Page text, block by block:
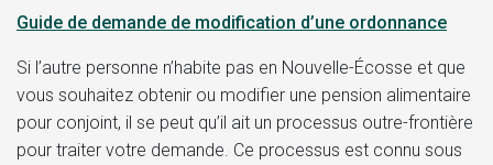
Guide de demande de modification d’une ordonnance
Si l’autre personne n’habite pas en Nouvelle-Écosse et que
vous souhaitez obtenir ou modifier une pension alimentaire
pour conjoint, il se peut qu’il ait un processus outre-frontière
pour traiter votre demande. Ce processus est connu sous